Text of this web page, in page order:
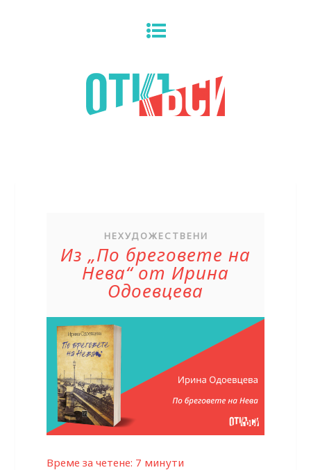
НЕХУДОЖЕСТВЕНИ
Из „По бреговете на
Нева“ от Ирина
Одоевцева
Време за четене: 7 минути